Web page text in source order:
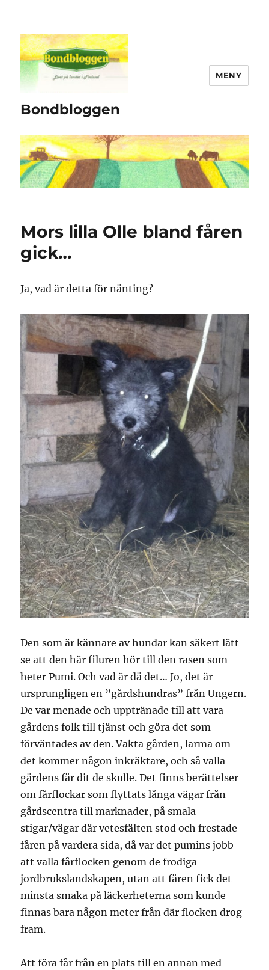
Bondbloggen
MENY
Mors lilla Olle bland fåren
gick…
Ja, vad är detta för nånting?
Den som är kännare av hundar kan säkert lätt
se att den här filuren hör till den rasen som
heter Pumi. Och vad är då det… Jo, det är
ursprungligen en ”gårdshundras” från Ungern.
De var menade och upptränade till att vara
gårdens folk till tjänst och göra det som
förväntades av den. Vakta gården, larma om
det kommer någon inkräktare, och så valla
gårdens får dit de skulle. Det finns berättelser
om fårflockar som flyttats långa vägar från
gårdscentra till marknader, på smala
stigar/vägar där vetesfälten stod och frestade
fåren på vardera sida, då var det pumins jobb
att valla fårflocken genom de frodiga
jordbrukslandskapen, utan att fåren fick det
minsta smaka på läckerheterna som kunde
finnas bara någon meter från där flocken drog
fram.
Att föra får från en plats till en annan med